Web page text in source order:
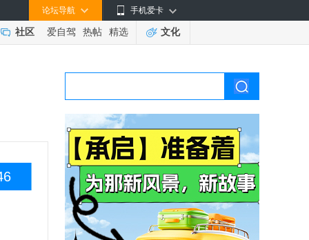
手机爱卡
论坛导航
社区 爱自驾 热帖 精选 文化